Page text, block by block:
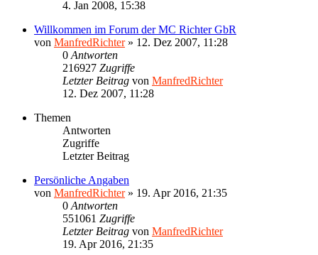
4. Jan 2008, 15:38
Willkommen im Forum der MC Richter GbR
von ManfredRichter» 12. Dez 2007, 11:28
0 Antworten
216927 Zugriffe
Letzter Beitrag von ManfredRichter
12. Dez 2007, 11:28
Themen
Antworten
Zugriffe
Letzter Beitrag
Persönliche Angaben
von ManfredRichter» 19. Apr 2016, 21:35
0 Antworten
551061 Zugriffe
Letzter Beitrag von ManfredRichter
19. Apr 2016, 21:35